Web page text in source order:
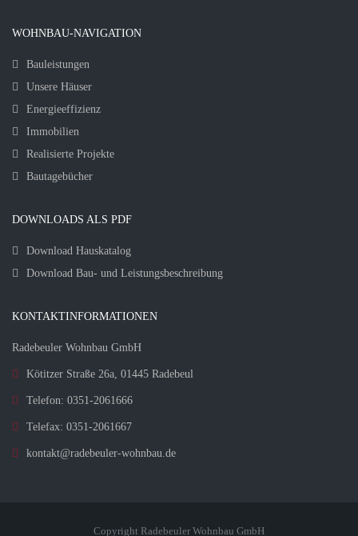
WOHNBAU-NAVIGATION
Bauleistungen
Unsere Häuser
Energieeffizienz
Immobilien
Realisierte Projekte
Bautagebücher
DOWNLOADS ALS PDF
Download Hauskatalog
Download Bau- und Leistungsbeschreibung
KONTAKTINFORMATIONEN
Radebeuler Wohnbau GmbH
Kötitzer Straße 26a, 01445 Radebeul
Telefon: 0351-2061666
Telefax: 0351-2061667
kontakt@radebeuler-wohnbau.de
Copyright Radebeuler Wohnbau GmbH